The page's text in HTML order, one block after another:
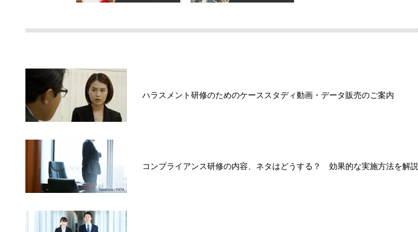
ハラスメント研修のためのケーススタディ動画・データ販売のご案内
コンプライアンス研修の内容、ネタはどうする？ 効果的な実施方法を解説